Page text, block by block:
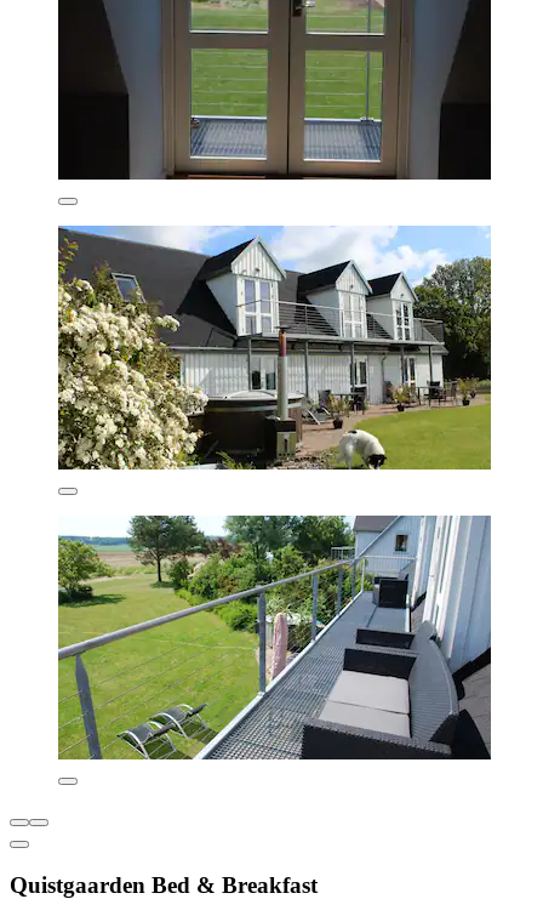
Quistgaarden Bed & Breakfast